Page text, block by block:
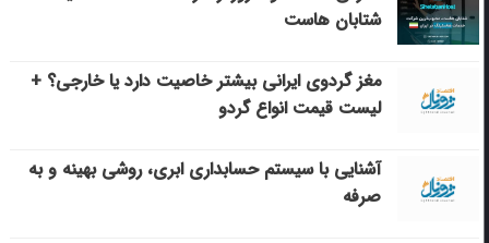
شتابان هاست
مغز گردوی ایرانی بیشتر خاصیت دارد یا خارجی؟ +
لیست قیمت انواع گردو
آشنایی با سیستم حسابداری ابری، روشی بهینه و به
صرفه